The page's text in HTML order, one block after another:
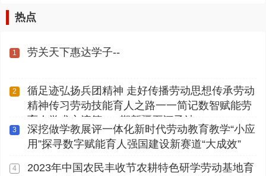
热点
1 劳关天下惠达学子--
2
循足迹弘扬兵团精神 走好传播劳动思想传承劳动
精神传习劳动技能育人之路一一简记数智赋能劳
育人学术交流第112期新疆石河子站
3
深挖做学教展评一体化新时代劳动教育教学“小应
用”探寻数字赋能育人强国建设新赛道“大成效”
4
2023年中国农民丰收节农耕特色研学劳动基地育